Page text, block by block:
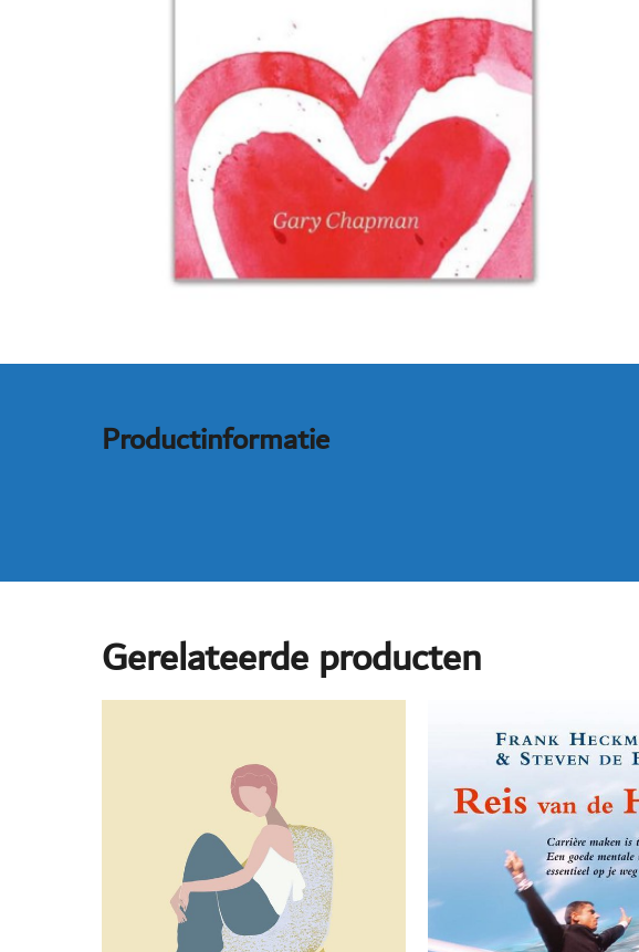
Productinformatie
Gerelateerde producten